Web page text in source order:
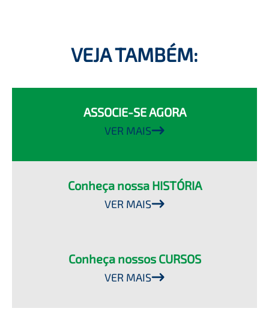
VEJA TAMBÉM:
ASSOCIE-SE AGORA
VER MAIS
Conheça nossa HISTÓRIA
VER MAIS
Conheça nossos CURSOS
VER MAIS